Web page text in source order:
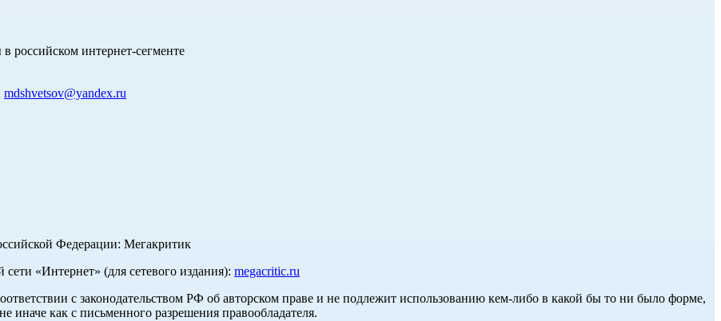
российском интернет-сегменте
mdshvetsov@yandex.ru
Федерации: Мегакритик
«Интернет» (для сетевого издания): megacritic.ru
с законодательством РФ об авторском праве и не подлежит использованию кем-либо в какой бы то ни было форме,
иначе как с письменного разрешения правообладателя.